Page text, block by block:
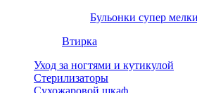
Бульонки супер
Втирка
Уход за ногтями и кутикулой
Стерилизаторы
Сухожаровой шкаф